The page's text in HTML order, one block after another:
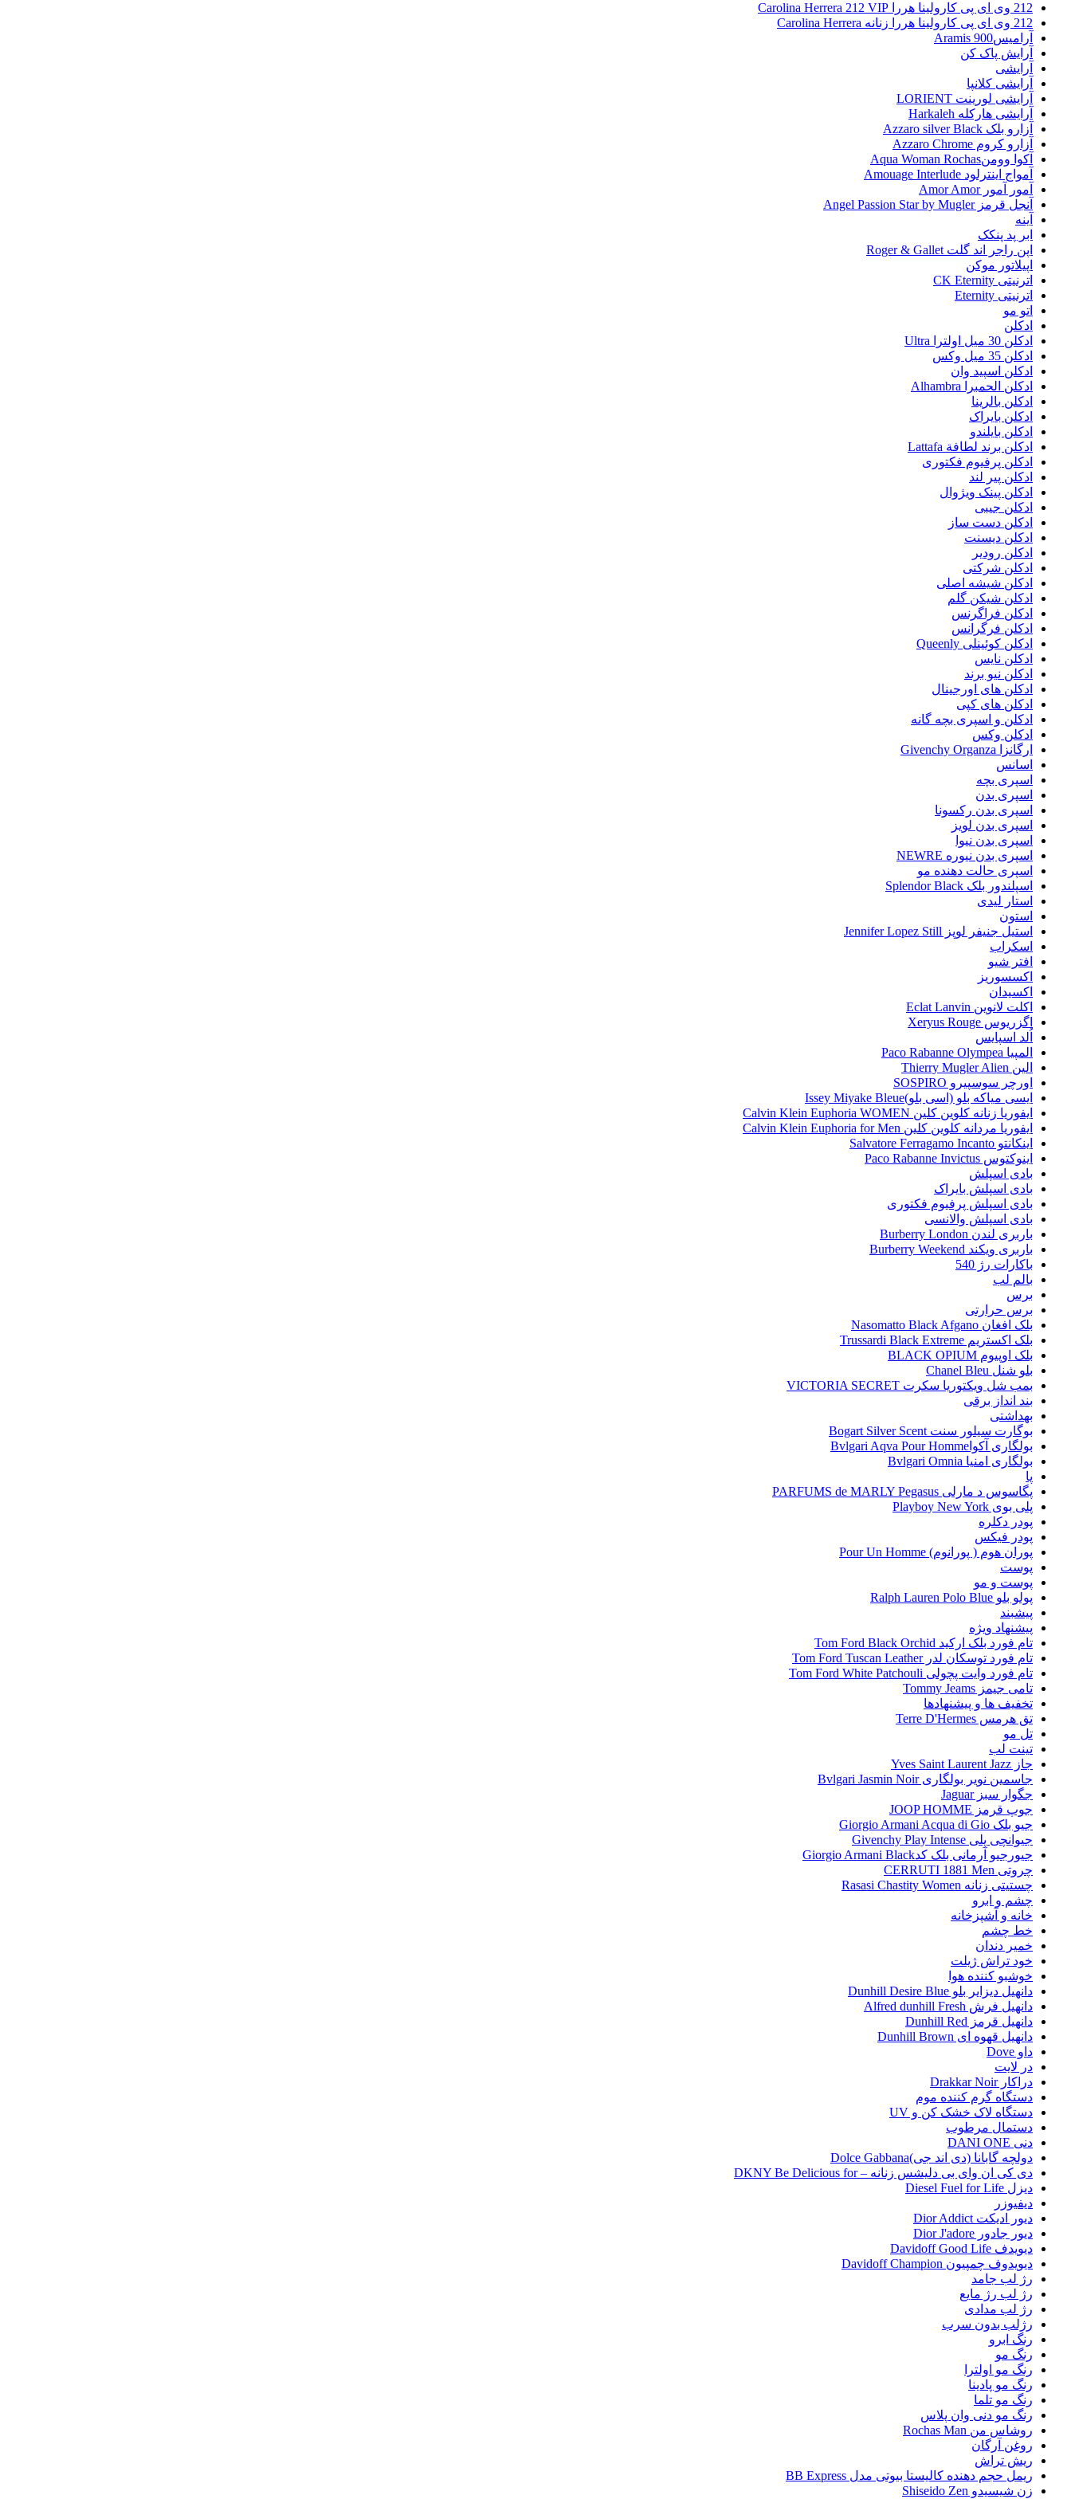
212 وی ای پی کارولینا هررا Carolina Herrera 212 VIP
212 وی ای پی کارولینا هررا زنانه Carolina Herrera
آرامیس900 Aramis
آرایش پاک کن
آرایشی
آرایشی کلانپا
آرایشی لورینت LORIENT
آرایشی هارکله Harkaleh
آزارو بلک Azzaro silver Black
آزارو کروم Azzaro Chrome
آکوا وومنAqua Woman Rochas
آمواج اینترلود Amouage Interlude
آمور آمور Amor Amor
آنجل قرمز Angel Passion Star by Mugler
آینه
ابر پد پنکک
اپن راجر اند گلت Roger & Gallet
اپیلاتور موکن
اترنیتی CK Eternity
اترنیتی Eternity
اتو مو
ادکلن
ادکلن 30 میل اولترا Ultra
ادکلن 35 میل وکس
ادکلن اسپید وان
ادکلن الحمبرا Alhambra
ادکلن بالرینا
ادکلن بایراک
ادکلن بایلندو
ادکلن برند لطافة Lattafa
ادکلن پرفیوم فکتوری
ادکلن پیر لند
ادکلن پینک ویژوال
ادکلن جیبی
ادکلن دست ساز
ادکلن دیسنت
ادکلن رودیر
ادکلن شرکتی
ادکلن شیشه اصلی
ادکلن شیکن گلم
ادکلن فراگرنس
ادکلن فرگرانس
ادکلن کوئینلی Queenly
ادکلن نایس
ادکلن نیو برند
ادکلن های اورجینال
ادکلن های کپی
ادکلن و اسپری بچه گانه
ادکلن وکس
ارگانزا Givenchy Organza
اسانس
اسپری بچه
اسپری بدن
اسپری بدن رکسونا
اسپری بدن لویز
اسپری بدن نیوا
اسپری بدن نیوره NEWRE
اسپری حالت دهنده مو
اسپلندور بلک Splendor Black
استار لیدی
استون
استیل جنیفر لوپز Jennifer Lopez Still
اسکراب
افتر شیو
اکسسوریز
اکسیدان
اکلت لانوین Eclat Lanvin
اگزریوس Xeryus Rouge
اُلد اسپایس
المپیا Paco Rabanne Olympea
الین Thierry Mugler Alien
اورچر سوسپیرو SOSPIRO
ایسی میاکه بلو (اسی بلو)Issey Miyake Bleue
ایفوریا زنانه کلوین کلین Calvin Klein Euphoria WOMEN
ایفوریا مردانه کلوین کلین Calvin Klein Euphoria for Men
اینکانتو Salvatore Ferragamo Incanto
اینوکتوس Paco Rabanne Invictus
بادی اسپلش
بادی اسپلش بایراک
بادی اسپلش پرفیوم فکتوری
بادی اسپلش والانسی
باربری لندن Burberry London
باربری ویکند Burberry Weekend
باکارات رژ 540
بالم لب
برس
برس حرارتی
بلک افغان Nasomatto Black Afgano
بلک اکستریم Trussardi Black Extreme
بلک اوپیوم BLACK OPIUM
بلو شنل Chanel Bleu
بمب شل ویکتوریا سکرت VICTORIA SECRET
بند انداز برقی
بهداشتی
بوگارت سیلور سنت Bogart Silver Scent
بولگاری آکواBvlgari Aqva Pour Homme
بولگاری امنیا Bvlgari Omnia
پا
پگاسوس د مارلی PARFUMS de MARLY Pegasus
پلی بوی Playboy New York
پودر دکلره
پودر فیکس
پوران هوم ( پورانوم) Pour Un Homme
پوست
پوست و مو
پولو بلو Ralph Lauren Polo Blue
پیشبند
پیشنهاد ویژه
تام فورد بلک ارکید Tom Ford Black Orchid
تام فورد توسکان لدر Tom Ford Tuscan Leather
تام فورد وایت پچولی Tom Ford White Patchouli
تامی جیمز Tommy Jeams
تخفیف ها و پیشنهادها
تق هرمس Terre D'Hermes
تل مو
تینت لب
جاز Yves Saint Laurent Jazz
جاسمین نویر بولگاری Bvlgari Jasmin Noir
جگوار سبز Jaguar
جوپ قرمز JOOP HOMME
جیو بلک Giorgio Armani Acqua di Gio
جیوانچی پلی Givenchy Play Intense
جیورجیو آرمانی بلک کدGiorgio Armani Black
چروتی CERRUTI 1881 Men
چستیتی زنانه Rasasi Chastity Women
چشم و ابرو
خانه و آشپزخانه
خط چشم
خمیر دندان
خود تراش ژیلت
خوشبو کننده هوا
دانهیل دیزایر بلو Dunhill Desire Blue
دانهیل فرش Alfred dunhill Fresh
دانهیل قرمز Dunhill Red
دانهیل قهوه ای Dunhill Brown
داو Dove
در لایت
دراکار Drakkar Noir
دستگاه گرم کننده موم
دستگاه لاک خشک کن و UV
دستمال مرطوب
دنی DANI ONE
دولچه گابانا (دی اند جی)Dolce Gabbana
دی کی ان وای بی دلیشس زنانه – DKNY Be Delicious for
دیزل Diesel Fuel for Life
دیفیوزر
دیور ادیکت Dior Addict
دیور جادور Dior J'adore
دیویدف Davidoff Good Life
دیویدوف چمپیون Davidoff Champion
رژ لب جامد
رژ لب رژ مایع
رژ لب مدادی
رژلب بدون سرب
رنگ ابرو
رنگ مو
رنگ مو اولترا
رنگ مو پادینا
رنگ مو تلما
رنگ مو دنی وان پلاس
روشاس من Rochas Man
روغن آرگان
ریش تراش
ریمل حجم دهنده کالیستا بیوتی مدل BB Express
زن شیسیدو Shiseido Zen